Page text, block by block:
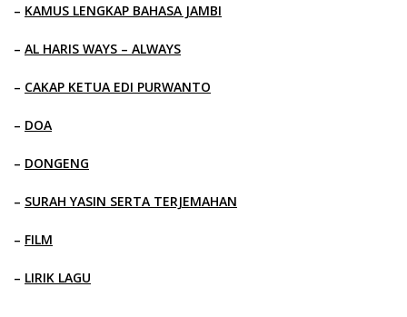
– KAMUS LENGKAP BAHASA JAMBI
– AL HARIS WAYS – ALWAYS
– CAKAP KETUA EDI PURWANTO
– DOA
– DONGENG
– SURAH YASIN SERTA TERJEMAHAN
– FILM
– LIRIK LAGU